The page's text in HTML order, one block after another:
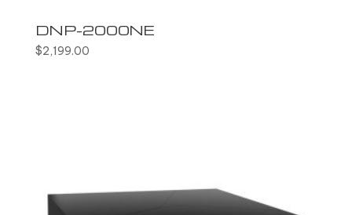
DNP-2000NE
$2,199.00